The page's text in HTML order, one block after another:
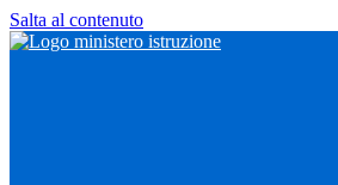
Salta al contenuto